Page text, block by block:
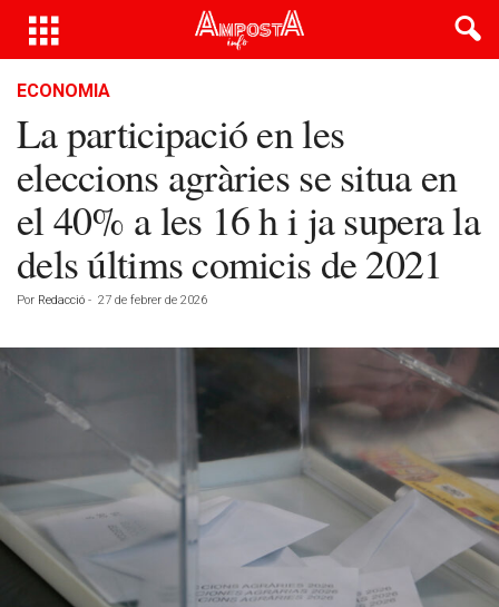
ECONOMIA
La participació en les
eleccions agràries se situa en
el 40% a les 16 h i ja supera la
dels últims comicis de 2021
Por Redacció - 27 de febrer de 2026